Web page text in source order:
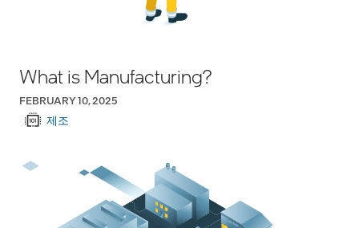
What is Manufacturing?
FEBRUARY 10, 2025
제조